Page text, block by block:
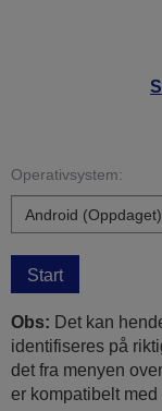
Operativsystem:
Start
Obs: Det kan
identifiseres på
det fra menyen
er kompatibelt